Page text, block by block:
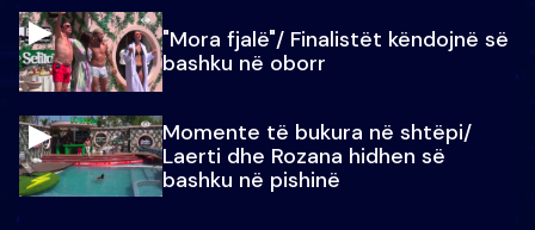
"Mora fjalë"/ Finalistët këndojnë së
bashku në oborr
Momente të bukura në shtëpi/
Laerti dhe Rozana hidhen së
bashku në pishinë